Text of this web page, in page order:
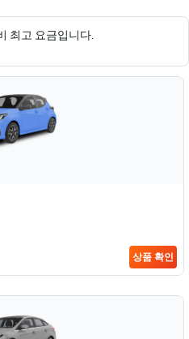
최고 요금입니다.
상품 확인